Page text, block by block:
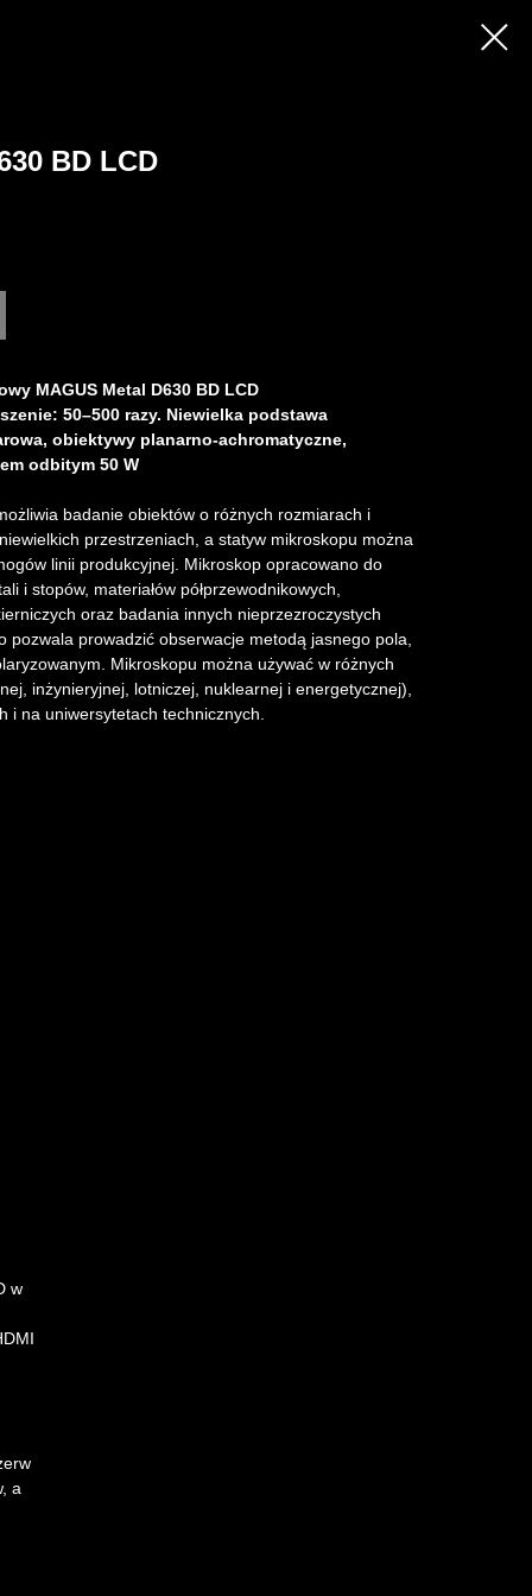
BD LCD
MAGUS Metal D630 BD LCD
50–500 razy. Niewielka podstawa
obiektywy planarno-achromatyczne,
odbitym 50 W
badanie obiektów o różnych rozmiarach i
przestrzeniach, a statyw mikroskopu można
linii produkcyjnej. Mikroskop opracowano do
i stopów, materiałów półprzewodnikowych,
oraz badania innych nieprzezroczystych
pozwala prowadzić obserwacje metodą jasnego pola,
Mikroskopu można używać w różnych
inżynieryjnej, lotniczej, nuklearnej i energetycznej),
i na uniwersytetach technicznych.
w
a